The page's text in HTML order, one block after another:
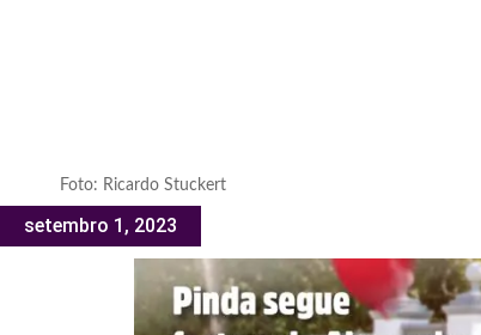
Foto: Ricardo Stuckert
setembro 1, 2023